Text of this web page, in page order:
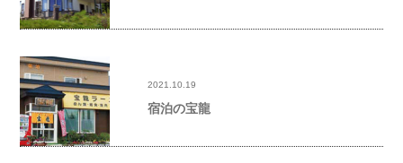
2021.10.19
宿泊の宝龍